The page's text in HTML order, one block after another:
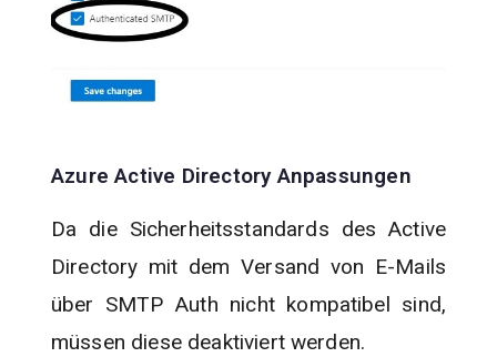
Azure Active Directory Anpassungen
Da die Sicherheitsstandards des Active
Directory mit dem Versand von E-Mails
über SMTP Auth nicht kompatibel sind,
müssen diese deaktiviert werden.